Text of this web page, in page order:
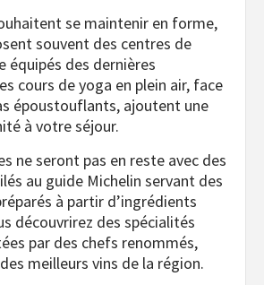
se maintenir en forme,
souvent des centres de
équipés des dernières
cours de yoga en plein air, face
époustouflants, ajoutent une
à votre séjour.
ne seront pas en reste avec des
au guide Michelin servant des
à partir d’ingrédients
découvrirez des spécialités
par des chefs renommés,
meilleurs vins de la région.